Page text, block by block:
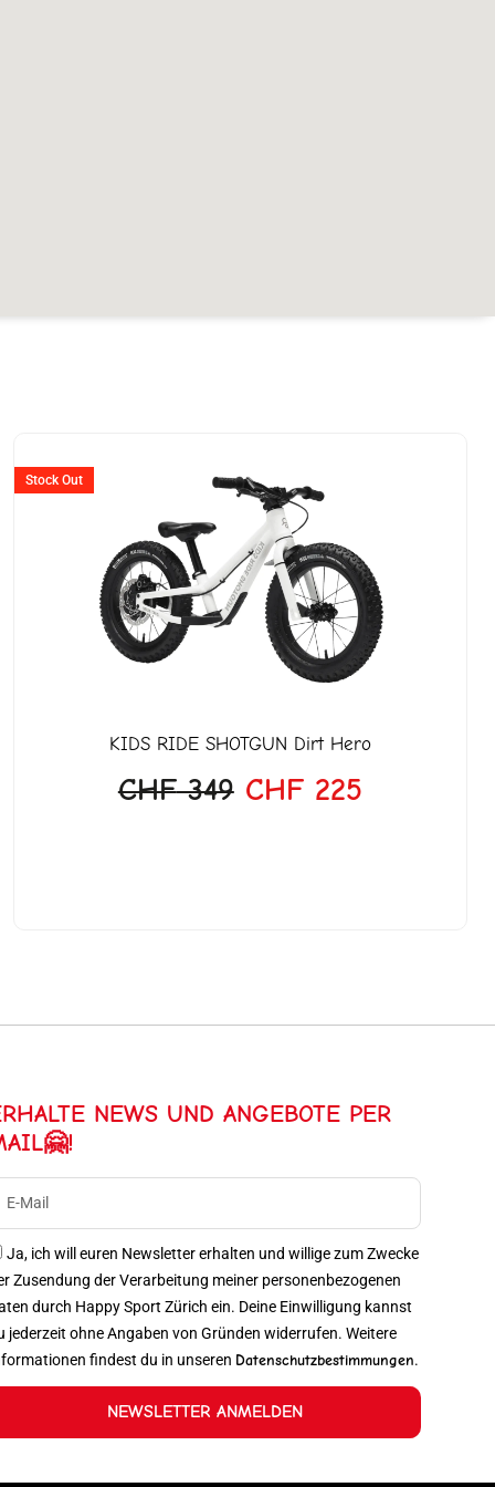
Stock Out
KIDS RIDE SHOTGUN Dirt Hero
CHF349
Preis
war:
CHF 349
CHF225
CHF 225.
NEWS UND ANGEBOTE PER
Ja, ich will euren Newsletter erhalten und willige zum Zwecke
Zusendung der Verarbeitung meiner personenbezogenen
durch Happy Sport Zürich ein. Deine Einwilligung kannst
jederzeit ohne Angaben von Gründen widerrufen. Weitere
findest du in unseren Datenschutzbestimmungen.
NEWSLETTER ANMELDEN